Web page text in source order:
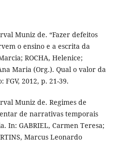
Muniz de. “Fazer defeitos
o ensino e a escrita da
ROCHA, Helenice;
Maria (Org.). Qual o valor da
2012, p. 21-39.
Muniz de. Regimes de
de narrativas temporais
In: GABRIEL, Carmen Teresa;
Marcus Leonardo